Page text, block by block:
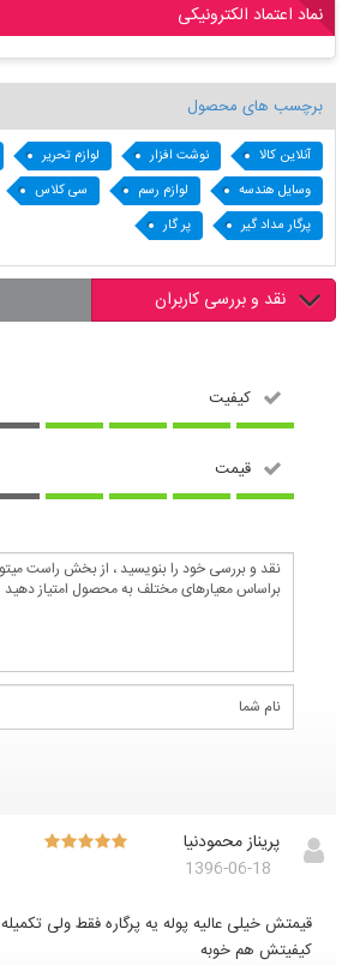
نماد اعتماد الکترونیکی
برچسب های محصول
آنلاین کالا نوشت افزار لوازم تحریر
وسایل هندسه
لوازم رسم سی کلاس
پرگار مداد گیر
پر گار
نقد و بررسی کاربران
کیفیت
قیمت
پریناز محمودنیا
1396-06-18
قیمتش خیلی عالیه پوله یه پرگاره فقط ولی تکمیله
کیفیتش هم خوبه